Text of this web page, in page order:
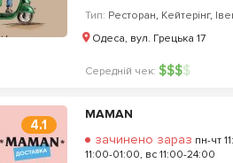
Тип: Ресторан, Кейтерінг,
Одеса, вул. Грецька 17
Середній чек: $$$$
4.1
MAMAN
зачинено зараз пн-чт
11:00-01:00, вс 11:00-24:00